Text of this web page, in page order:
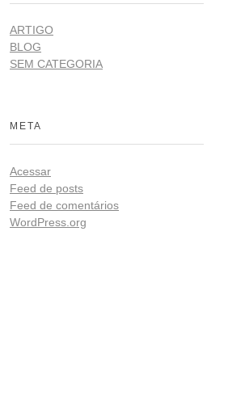
ARTIGO
BLOG
SEM CATEGORIA
META
Acessar
Feed de posts
Feed de comentários
WordPress.org